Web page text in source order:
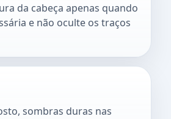
da cabeça apenas quando
e não oculte os traços
sombras duras nas